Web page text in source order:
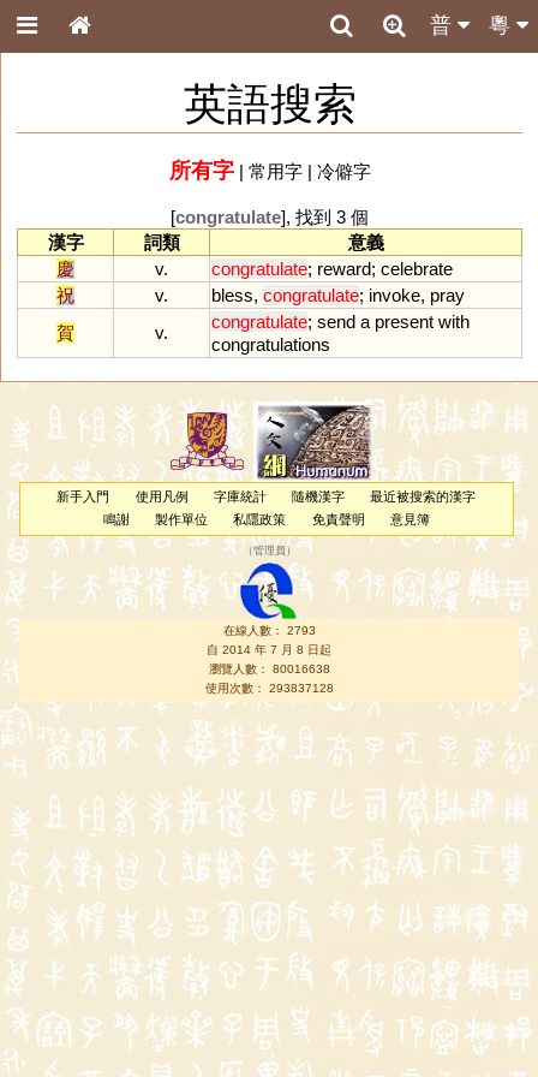
粵
普
英語搜索
所有字| 常用字| 冷僻字
[congratulate], 找到 3 個
漢字
詞類
意義
慶
v. congratulate; reward; celebrate
祝
v. bless, congratulate; invoke, pray
賀
v.
congratulate; send a present with
congratulations
新手入門 使用凡例 字庫統計 隨機漢字
最近被搜索的漢字
鳴謝
製作單位 私隱政策 免責聲明 意見簿
（管理員 ）
在線人數： 2793
自 2014 年 7 月 8 日起
瀏覽人數： 80016638
使用次數： 293837128